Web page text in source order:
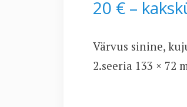
20 € –
Värvus sinine,
2.seeria 133 × 72